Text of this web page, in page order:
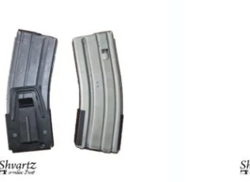
40.00 ₪.